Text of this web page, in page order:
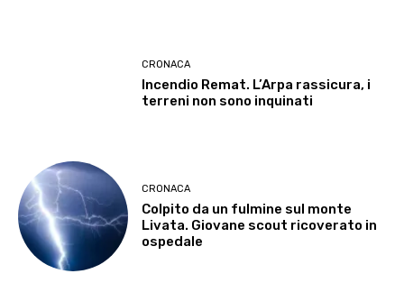
CRONACA
Incendio Remat. L’Arpa rassicura, i
terreni non sono inquinati
CRONACA
Colpito da un fulmine sul monte
Livata. Giovane scout ricoverato in
ospedale